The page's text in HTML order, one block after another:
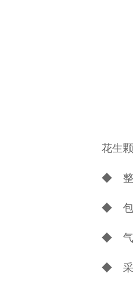
花生
◆ 整
◆ 包
◆ 气
◆ 采